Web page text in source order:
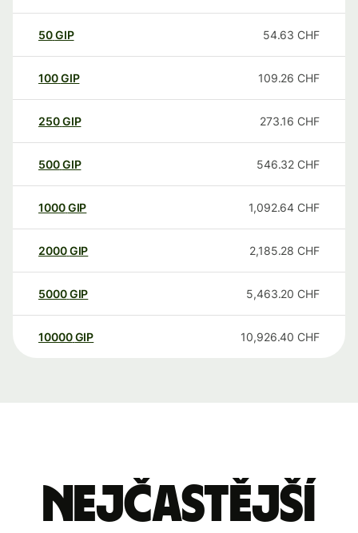
50GIP 54.63 CHF
100GIP 109.26 CHF
250GIP 273.16 CHF
500GIP 546.32 CHF
1000GIP 1,092.64 CHF
2000GIP 2,185.28 CHF
5000GIP 5,463.20 CHF
10000 GIP 10,926.40 CHF
Nejčastější